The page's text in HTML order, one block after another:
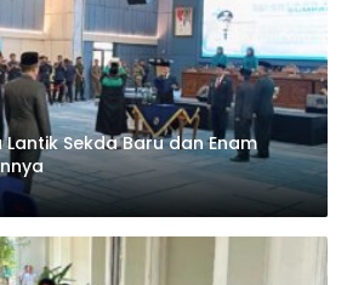
Sekda Baru dan Enam